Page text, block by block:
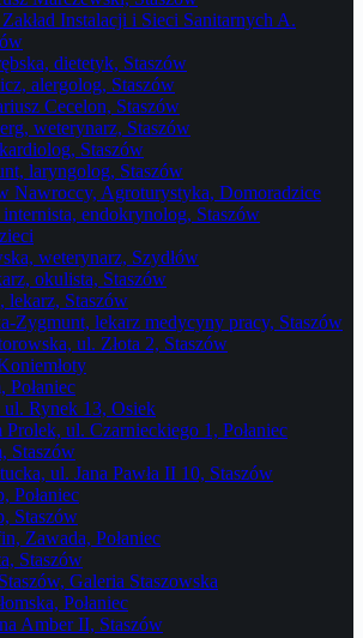
Instalacji i Sieci Sanitarnych A.
dietetyk, Staszów
alergolog, Staszów
Cecelon, Staszów
weterynarz, Staszów
Staszów
laryngolog, Staszów
Nawroccy, Agroturystyka, Domoradzice
internista, endokrynolog, Staszów
weterynarz, Szydłów
okulista, Staszów
lekarz, Staszów
Zygmunt, lekarz medycyny pracy, Staszów
ul. Złota 2, Staszów
Połaniec
Rynek 13, Osiek
ul. Czarnieckiego 1, Połaniec
Staszów
ul. Jana Pawła II 10, Staszów
Połaniec
Staszów
Zawada, Połaniec
Staszów
Galeria Staszowska
Połaniec
Amber II, Staszów